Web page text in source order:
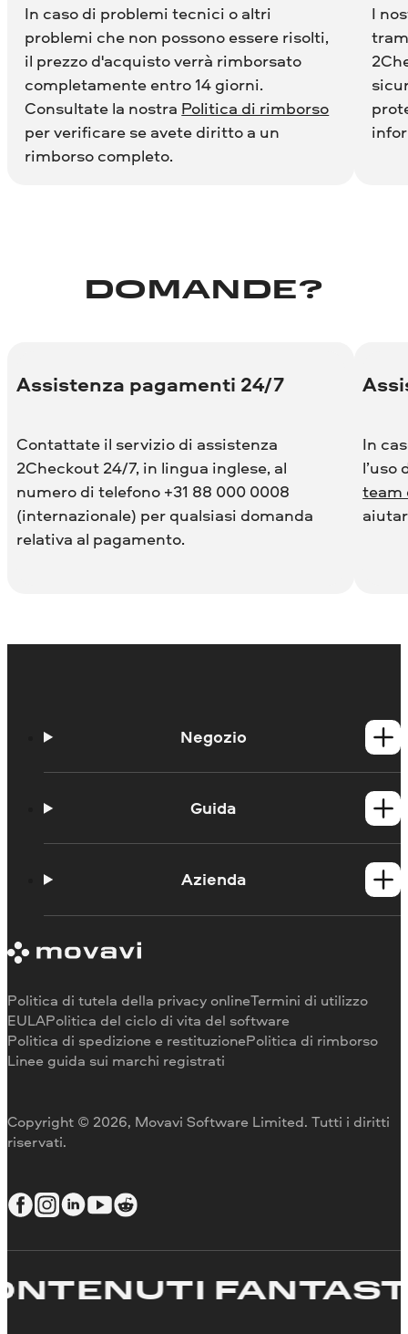
In caso di problemi tecnici o altri
problemi che non possono essere risolti,
il prezzo d'acquisto verrà rimborsato
completamente entro 14 giorni.
Consultate la nostra Politica di rimborso
per verificare se avete diritto a un
rimborso completo.
I
DOMANDE?
Assistenza pagamenti 24/7
Contattate il servizio di assistenza
2Checkout 24/7, in lingua inglese, al
numero di telefono +31 88 000 0008
(internazionale) per qualsiasi domanda
relativa al pagamento.
In
team
Negozio
Prodotti per Mac
Guida
Portale didattico
Limitazioni della versione di prova
Rimborso
Azienda
Testimonianze
Perché scegliere noi
Per il lavoro
Copyright © 2026, Movavi Software Limited. Tutti i diritti
riservati.
Politica di tutela della privacy onlineTermini di utilizzo
EULAPolitica del ciclo di vita del software
Politica di spedizione e restituzionePolitica di rimborso
Linee guida sui marchi registrati